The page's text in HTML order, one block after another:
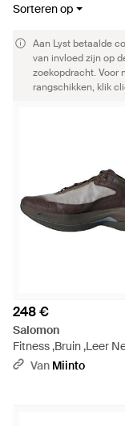
Sorteren op
Aan Lyst betaalde
van invloed zijn op
zoekopdracht. Voor
rangschikken, klik
248 €
Salomon
Fitness ,Bruin ,Leer
Advanced Sneakers -
Van Miinto